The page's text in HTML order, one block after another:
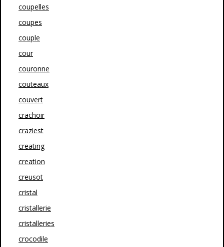
coupelles
coupes
couple
cour
couronne
couteaux
couvert
crachoir
craziest
creating
creation
creusot
cristal
cristallerie
cristalleries
crocodile